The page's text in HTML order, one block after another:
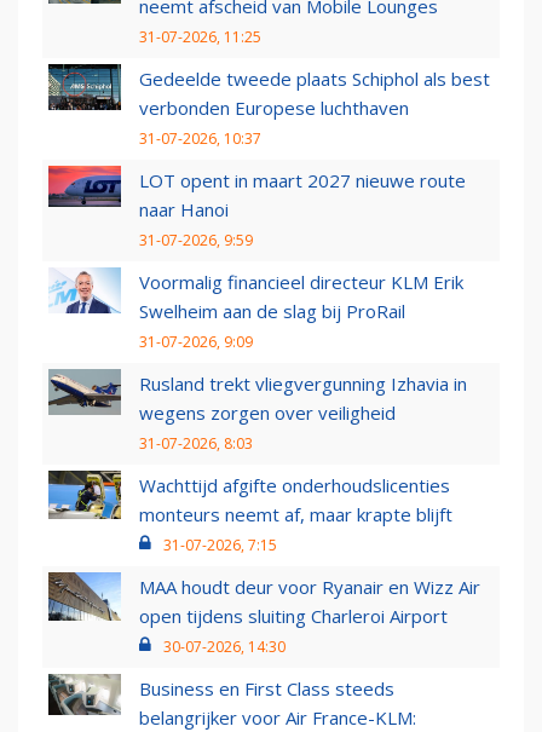
neemt afscheid van Mobile Lounges
31-07-2026, 11:25
Gedeelde tweede plaats Schiphol als best
verbonden Europese luchthaven
31-07-2026, 10:37
LOT opent in maart 2027 nieuwe route
naar Hanoi
31-07-2026, 9:59
Voormalig financieel directeur KLM Erik
Swelheim aan de slag bij ProRail
31-07-2026, 9:09
Rusland trekt vliegvergunning Izhavia in
wegens zorgen over veiligheid
31-07-2026, 8:03
Wachttijd afgifte onderhoudslicenties
monteurs neemt af, maar krapte blijft
31-07-2026, 7:15
MAA houdt deur voor Ryanair en Wizz Air
open tijdens sluiting Charleroi Airport
30-07-2026, 14:30
Business en First Class steeds
belangrijker voor Air France-KLM: